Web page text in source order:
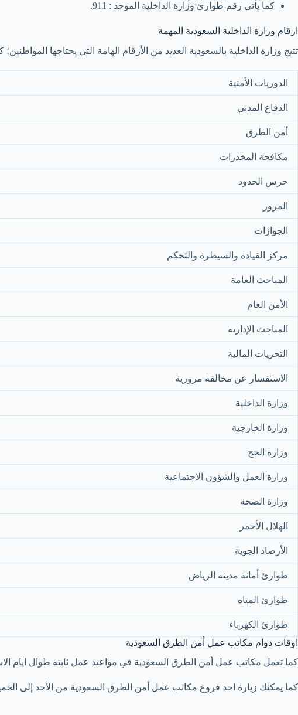
كما يأتي رقم طوارئ وزارة الداخلية الموحد : 911.
ارقام وزارة الداخلية السعودية المهمة
تتيج وزارة الداخلية بالسعودية العديد من الأرقام الهامة التي يحتاجها المواطنين؛
الدوريات الأمنية
الدفاع المدني
أمن الطرق
مكافحة المخدرات
حرس الحدود
المرور
الجوازات
مركز القيادة والسيطرة والتحكم
المباحث العامة
الأمن العام
المباحث الإدارية
التحريات المالية
الاستفسار عن مخالفة مرورية
وزارة الداخلية
وزارة الخارجية
وزارة الحج
وزارة العمل والشؤون الاجتماعية
وزارة الصحة
الهلال الأحمر
الأرصاد الجوية
طوارئ أمانة مدينة الرياض
طوارئ المياه
طوارئ الكهرباء
اوقات دوام مكاتب عمل أمن الطرق السعودية
كما تعمل مكاتب عمل أمن الطرق السعودية في مواعيد عمل ثابته طوال ايام
كما يمكنك زيارة احد فروع مكاتب عمل أمن الطرق السعودية من الأحد إلى